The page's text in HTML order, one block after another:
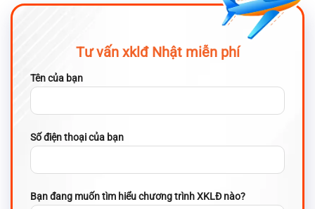
Tư vấn xklđ Nhật miễn phí
Tên của bạn
Số điện thoại của bạn
Bạn đang muốn tìm hiểu chương trình XKLĐ nào?